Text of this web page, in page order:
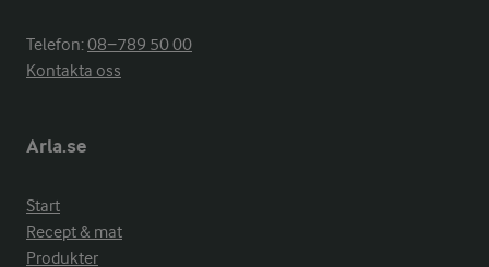
Telefon:08−789 50 00
Kontakta oss
Arla.se
Start
Recept & mat
Produkter